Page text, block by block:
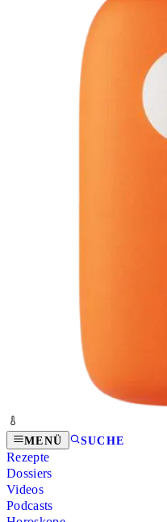
MENÜ SUCHE
Rezepte
Dossiers
Videos
Podcasts